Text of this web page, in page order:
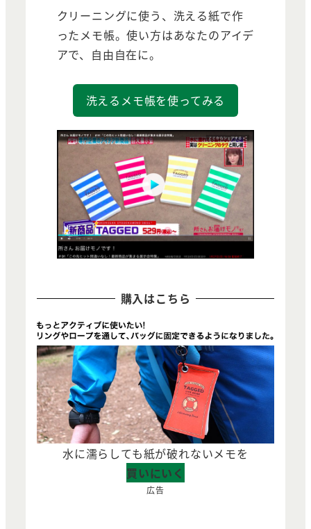
クリーニングに使う、洗える紙で作
ったメモ帳。使い方はあなたのアイデ
アで、自由自在に。
洗えるメモ帳を使ってみる
購入はこちら
水に濡らしても紙が破れないメモを
買いにいく
広告